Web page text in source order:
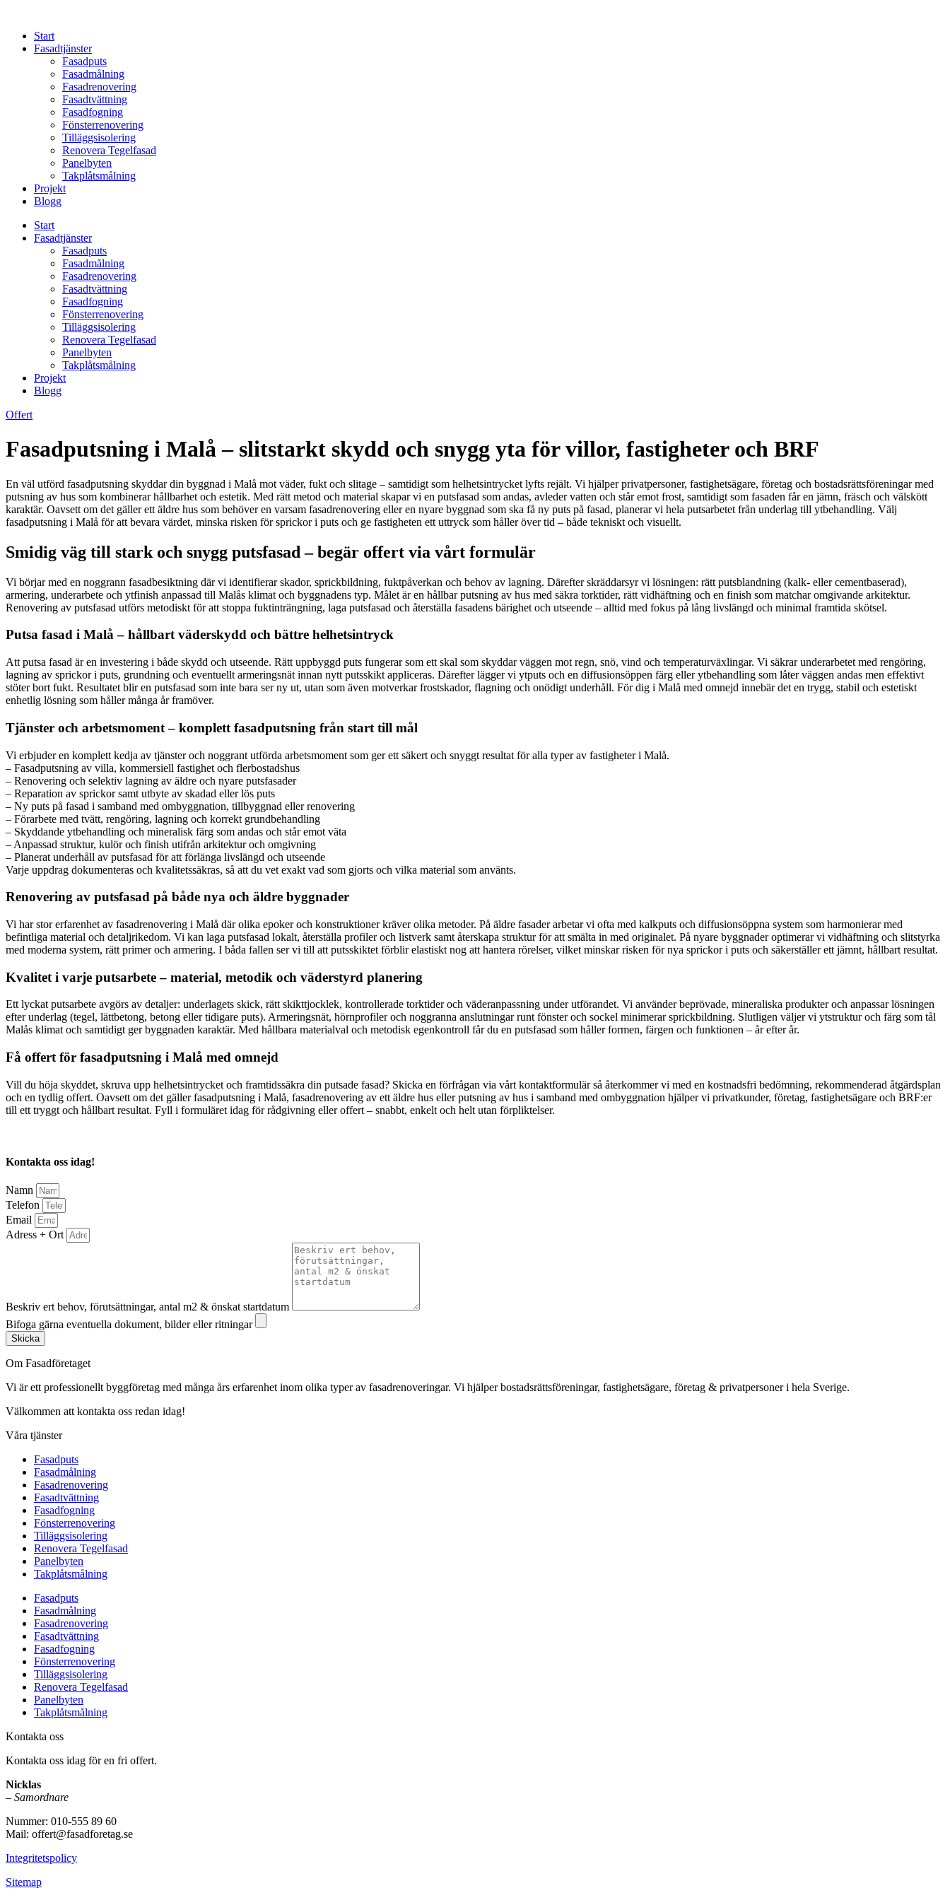
contentStart
Fasadtjänster
Fasadputs
Fasadmålning
Fasadrenovering
Fasadtvättning
Fasadfogning
Fönsterrenovering
Tilläggsisolering
Renovera Tegelfasad
Panelbyten
Takplåtsmålning
Projekt
Blogg
Start
Fasadtjänster
Fasadputs
Fasadmålning
Fasadrenovering
Fasadtvättning
Fasadfogning
Fönsterrenovering
Tilläggsisolering
Renovera Tegelfasad
Panelbyten
Takplåtsmålning
Projekt
Blogg
Offert
Fasadputsning i Malå – slitstarkt skydd och snygg yta för villor, fastigheter och BRF
En väl utförd fasadputsning skyddar din byggnad i Malå mot väder, fukt och slitage – samtidigt som helhetsintrycket lyfts rejält. Vi hjälper privatpersoner, fastighetsägare, företag och bostadsrättsföreningar med
putsning av hus som kombinerar hållbarhet och estetik. Med rätt metod och material skapar vi en putsfasad som andas, avleder vatten och står emot frost, samtidigt som fasaden får en jämn, fräsch och välskött
karaktär. Oavsett om det gäller ett äldre hus som behöver en varsam fasadrenovering eller en nyare byggnad som ska få ny puts på fasad, planerar vi hela putsarbetet från underlag till ytbehandling. Välj
fasadputsning i Malå för att bevara värdet, minska risken för sprickor i puts och ge fastigheten ett uttryck som håller över tid – både tekniskt och visuellt.
Smidig väg till stark och snygg putsfasad – begär offert via vårt formulär
Vi börjar med en noggrann fasadbesiktning där vi identifierar skador, sprickbildning, fuktpåverkan och behov av lagning. Därefter skräddarsyr vi lösningen: rätt putsblandning (kalk- eller cementbaserad),
armering, underarbete och ytfinish anpassad till Malås klimat och byggnadens typ. Målet är en hållbar putsning av hus med säkra torktider, rätt vidhäftning och en finish som matchar omgivande arkitektur.
Renovering av putsfasad utförs metodiskt för att stoppa fuktinträngning, laga putsfasad och återställa fasadens bärighet och utseende – alltid med fokus på lång livslängd och minimal framtida skötsel.
Putsa fasad i Malå – hållbart väderskydd och bättre helhetsintryck
Att putsa fasad är en investering i både skydd och utseende. Rätt uppbyggd puts fungerar som ett skal som skyddar väggen mot regn, snö, vind och temperaturväxlingar. Vi säkrar underarbetet med rengöring,
lagning av sprickor i puts, grundning och eventuellt armeringsnät innan nytt putsskikt appliceras. Därefter lägger vi ytputs och en diffusionsöppen färg eller ytbehandling som låter väggen andas men effektivt
stöter bort fukt. Resultatet blir en putsfasad som inte bara ser ny ut, utan som även motverkar frostskador, flagning och onödigt underhåll. För dig i Malå med omnejd innebär det en trygg, stabil och estetiskt
enhetlig lösning som håller många år framöver.
Tjänster och arbetsmoment – komplett fasadputsning från start till mål
Vi erbjuder en komplett kedja av tjänster och noggrant utförda arbetsmoment som ger ett säkert och snyggt resultat för alla typer av fastigheter i Malå.
– Fasadputsning av villa, kommersiell fastighet och flerbostadshus
– Renovering och selektiv lagning av äldre och nyare putsfasader
– Reparation av sprickor samt utbyte av skadad eller lös puts
– Ny puts på fasad i samband med ombyggnation, tillbyggnad eller renovering
– Förarbete med tvätt, rengöring, lagning och korrekt grundbehandling
– Skyddande ytbehandling och mineralisk färg som andas och står emot väta
– Anpassad struktur, kulör och finish utifrån arkitektur och omgivning
– Planerat underhåll av putsfasad för att förlänga livslängd och utseende
Varje uppdrag dokumenteras och kvalitetssäkras, så att du vet exakt vad som gjorts och vilka material som använts.
Renovering av putsfasad på både nya och äldre byggnader
Vi har stor erfarenhet av fasadrenovering i Malå där olika epoker och konstruktioner kräver olika metoder. På äldre fasader arbetar vi ofta med kalkputs och diffusionsöppna system som harmonierar med
befintliga material och detaljrikedom. Vi kan laga putsfasad lokalt, återställa profiler och listverk samt återskapa struktur för att smälta in med originalet. På nyare byggnader optimerar vi vidhäftning och slitstyrka
med moderna system, rätt primer och armering. I båda fallen ser vi till att putsskiktet förblir elastiskt nog att hantera rörelser, vilket minskar risken för nya sprickor i puts och säkerställer ett jämnt, hållbart resultat.
Kvalitet i varje putsarbete – material, metodik och väderstyrd planering
Ett lyckat putsarbete avgörs av detaljer: underlagets skick, rätt skikttjocklek, kontrollerade torktider och väderanpassning under utförandet. Vi använder beprövade, mineraliska produkter och anpassar lösningen
efter underlag (tegel, lättbetong, betong eller tidigare puts). Armeringsnät, hörnprofiler och noggranna anslutningar runt fönster och sockel minimerar sprickbildning. Slutligen väljer vi ytstruktur och färg som tål
Malås klimat och samtidigt ger byggnaden karaktär. Med hållbara materialval och metodisk egenkontroll får du en putsfasad som håller formen, färgen och funktionen – år efter år.
Få offert för fasadputsning i Malå med omnejd
Vill du höja skyddet, skruva upp helhetsintrycket och framtidssäkra din putsade fasad? Skicka en förfrågan via vårt kontaktformulär så återkommer vi med en kostnadsfri bedömning, rekommenderad åtgärdsplan
och en tydlig offert. Oavsett om det gäller fasadputsning i Malå, fasadrenovering av ett äldre hus eller putsning av hus i samband med ombyggnation hjälper vi privatkunder, företag, fastighetsägare och BRF:er
till ett tryggt och hållbart resultat. Fyll i formuläret idag för rådgivning eller offert – snabbt, enkelt och helt utan förpliktelser.
Kontakta oss idag!
Namn
Telefon
Email
Adress + Ort
Beskriv ert behov, förutsättningar, antal m2 & önskat startdatum
Bifoga gärna eventuella dokument, bilder eller ritningar
Skicka
Om Fasadföretaget
Vi är ett professionellt byggföretag med många års erfarenhet inom olika typer av fasadrenoveringar. Vi hjälper bostadsrättsföreningar, fastighetsägare, företag & privatpersoner i hela Sverige.
Välkommen att kontakta oss redan idag!
Våra tjänster
Fasadputs
Fasadmålning
Fasadrenovering
Fasadtvättning
Fasadfogning
Fönsterrenovering
Tilläggsisolering
Renovera Tegelfasad
Panelbyten
Takplåtsmålning
Fasadputs
Fasadmålning
Fasadrenovering
Fasadtvättning
Fasadfogning
Fönsterrenovering
Tilläggsisolering
Renovera Tegelfasad
Panelbyten
Takplåtsmålning
Kontakta oss
Kontakta oss idag för en fri offert.
Nicklas
– Samordnare
Nummer: 010-555 89 60
Mail: offert@fasadforetag.se
Integritetspolicy
Sitemap